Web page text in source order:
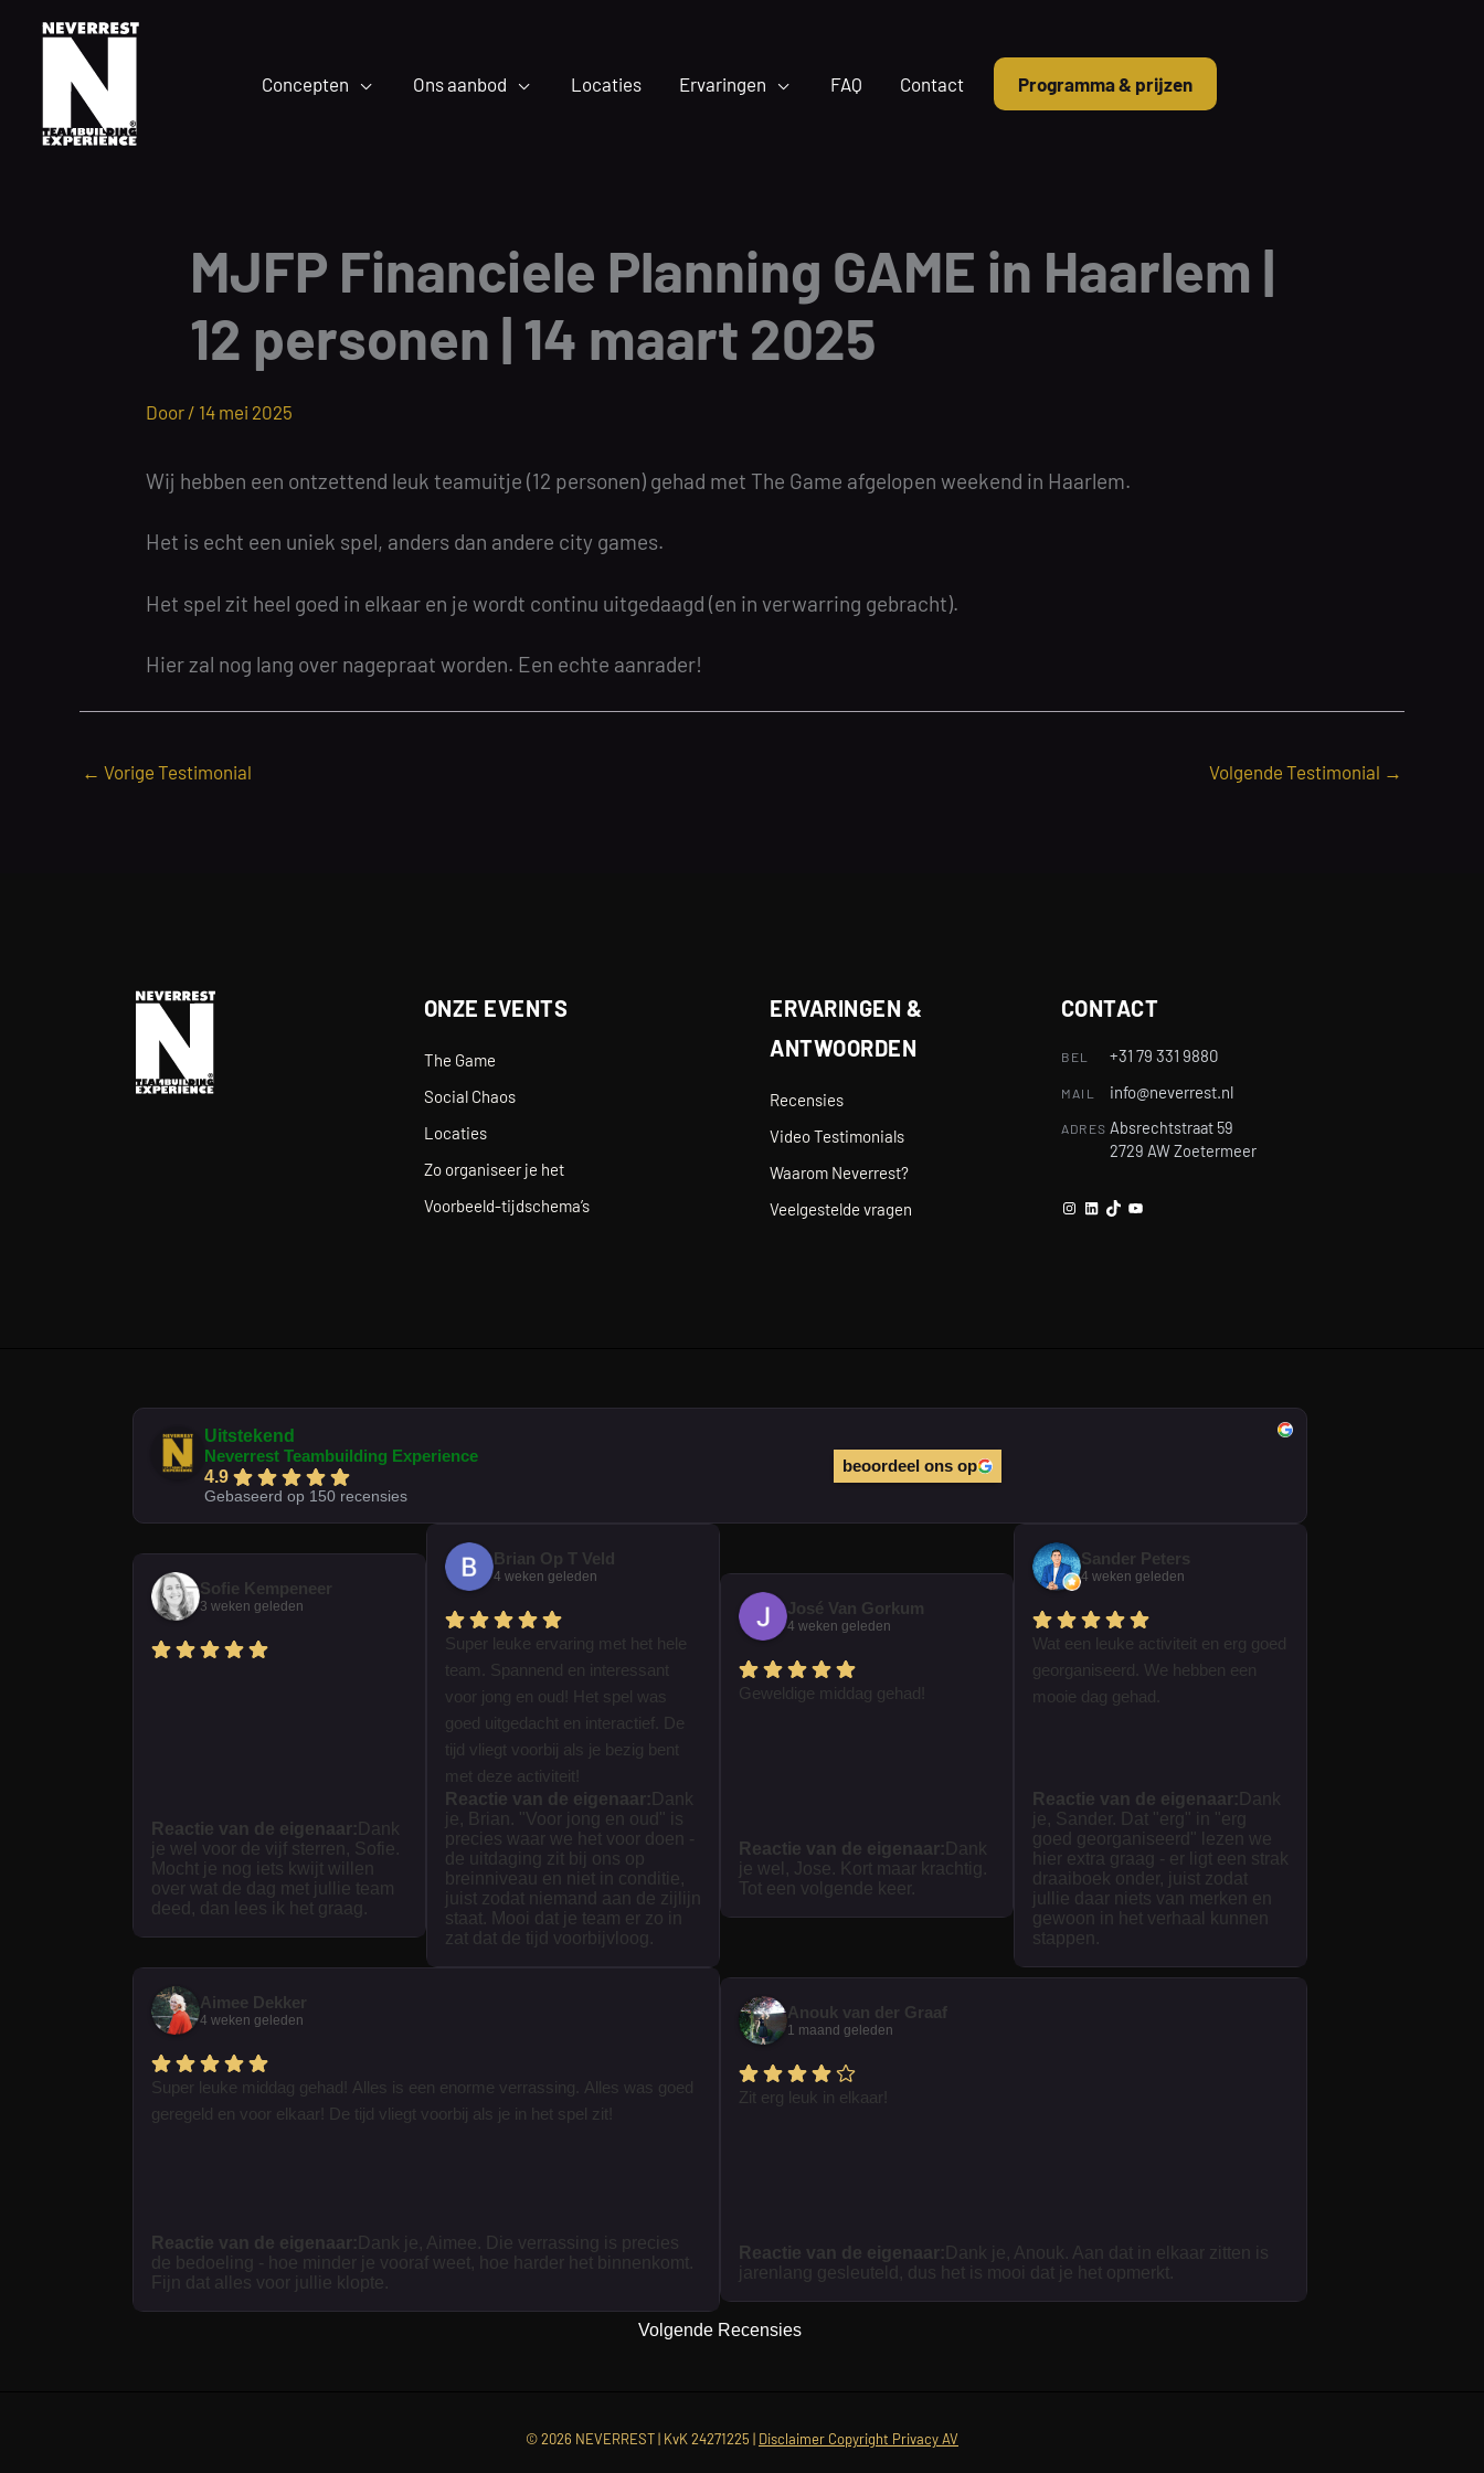
Concepten Ons aanbod Locaties Ervaringen FAQ Contact Programma & prijzen
MJFP Financiele Planning GAME in Haarlem |
12 personen | 14 maart 2025
Door / 14 mei 2025
Wij hebben een ontzettend leuk teamuitje (12 personen) gehad met The Game afgelopen weekend in Haarlem.
Het is echt een uniek spel, anders dan andere city games.
Het spel zit heel goed in elkaar en je wordt continu uitgedaagd (en in verwarring gebracht).
Hier zal nog lang over nagepraat worden. Een echte aanrader!
← Vorige Testimonial Volgende Testimonial →
ONZE EVENTS
The Game
Social Chaos
Locaties
Zo organiseer je het
Voorbeeld-tijdschema’s
ERVARINGEN &
ANTWOORDEN
Recensies
Video Testimonials
Waarom Neverrest?
Veelgestelde vragen
CONTACT
BEL +31 79 331 9880
MAIL info@neverrest.nl
ADRES Absrechtstraat 59
2729 AW Zoetermeer
Instagram
LinkedIn
TikTokYouTube
Uitstekend
Neverrest Teambuilding Experience
4.9
Gebaseerd op 150 recensies
beoordeel ons op
Sofie Kempeneer
3 weken geleden
Reactie van de eigenaar: Dank
je wel voor de vijf sterren, Sofie.
Mocht je nog iets kwijt willen
over wat de dag met jullie team
deed, dan lees ik het graag.
Brian Op T Veld
4 weken geleden
Super leuke ervaring met het hele
team. Spannend en interessant
voor jong en oud! Het spel was
goed uitgedacht en interactief. De
tijd vliegt voorbij als je bezig bent
met deze activiteit!
Reactie van de eigenaar: Dank
je, Brian. "Voor jong en oud" is
precies waar we het voor doen -
de uitdaging zit bij ons op
breinniveau en niet in conditie,
juist zodat niemand aan de zijlijn
staat. Mooi dat je team er zo in
zat dat de tijd voorbijvloog.
José Van Gorkum
4 weken geleden
Geweldige middag gehad!
Reactie van de eigenaar: Dank
je wel, Jose. Kort maar krachtig.
Tot een volgende keer.
Sander Peters
4 weken geleden
Wat een leuke activiteit en erg goed
georganiseerd. We hebben een
mooie dag gehad.
Reactie van de eigenaar: Dank
je, Sander. Dat "erg" in "erg
goed georganiseerd" lezen we
hier extra graag - er ligt een strak
draaiboek onder, juist zodat
jullie daar niets van merken en
gewoon in het verhaal kunnen
stappen.
Aimee Dekker
4 weken geleden
Super leuke middag gehad! Alles is een enorme verrassing. Alles was goed
geregeld en voor elkaar! De tijd vliegt voorbij als je in het spel zit!
Reactie van de eigenaar: Dank je, Aimee. Die verrassing is precies
de bedoeling - hoe minder je vooraf weet, hoe harder het binnenkomt.
Fijn dat alles voor jullie klopte.
Anouk van der Graaf
1 maand geleden
Zit erg leuk in elkaar!
Reactie van de eigenaar: Dank je, Anouk. Aan dat in elkaar zitten is
jarenlang gesleuteld, dus het is mooi dat je het opmerkt.
Volgende Recensies
© 2026 NEVERREST | KvK 24271225 | Disclaimer Copyright Privacy AV